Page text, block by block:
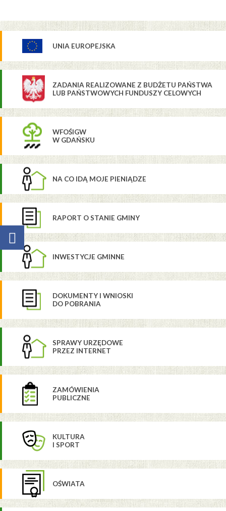
UNIA EUROPEJSKA
ZADANIA REALIZOWANE Z BUDŻETU PAŃSTWA
LUB PAŃSTWOWYCH FUNDUSZY CELOWYCH
WFOŚIGW
W GDAŃSKU
NA CO IDĄ MOJE PIENIĄDZE
RAPORT O STANIE GMINY
INWESTYCJE GMINNE
DOKUMENTY I WNIOSKI
DO POBRANIA
SPRAWY URZĘDOWE
PRZEZ INTERNET
ZAMÓWIENIA
PUBLICZNE
KULTURA
I SPORT
OŚWIATA